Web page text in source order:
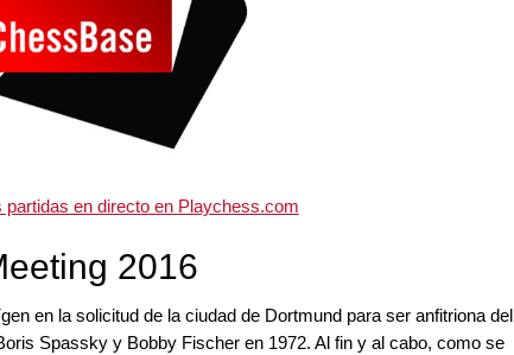
partidas en directo en Playchess.com
2016
en la solicitud de la ciudad de Dortmund para ser anfitriona del
Spassky y Bobby Fischer en 1972. Al fin y al cabo, como se